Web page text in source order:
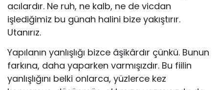
acılardır. Ne ruh, ne kalb, ne de vicdan
işlediğimiz bu günah halini bize yakıştırır.
Utanırız.
Yapılanın yanlışlığı bizce âşikârdır çünkü. Bunun
farkına, daha yaparken varmışızdır. Bu fiilin
yanlışlığını belki onlarca, yüzlerce kez